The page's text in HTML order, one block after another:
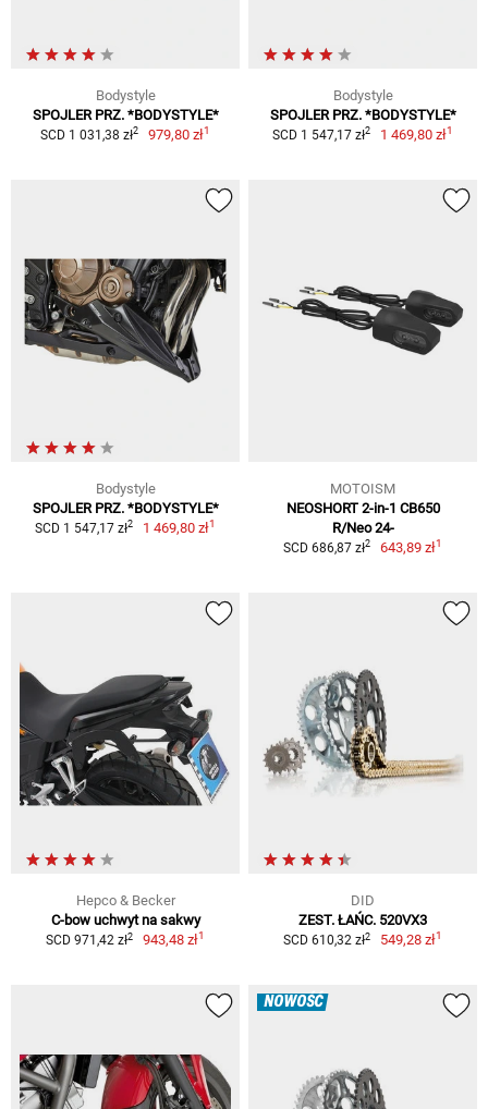
Bodystyle
SPOJLER PRZ. *BODYSTYLE*
SCD 1 031,38 zł2 979,80 zł1
Bodystyle
SPOJLER PRZ. *BODYSTYLE*
SCD 1 547,17 zł2 1 469,80 zł1
Bodystyle
SPOJLER PRZ. *BODYSTYLE*
SCD 1 547,17 zł2 1 469,80 zł1
MOTOISM
NEOSHORT 2-in-1 CB650
R/Neo 24-
SCD 686,87 zł2 643,89 zł1
Hepco & Becker
C-bow uchwyt na sakwy
SCD 971,42 zł2 943,48 zł1
DID
ZEST. ŁAŃC. 520VX3
SCD 610,32 zł2 549,28 zł1
NOWOŚĆ